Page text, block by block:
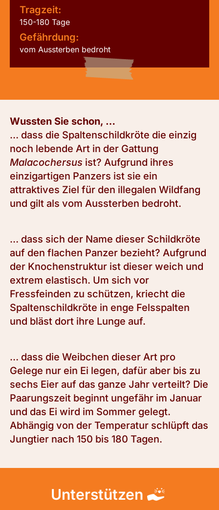
Tragzeit:
150-180 Tage
Gefährdung:
vom Aussterben bedroht
Wussten Sie schon, …
… dass die Spaltenschildkröte die einzig
noch lebende Art in der Gattung
Malacochersus ist? Aufgrund ihres
einzigartigen Panzers ist sie ein
attraktives Ziel für den illegalen Wildfang
und gilt als vom Aussterben bedroht.
… dass sich der Name dieser Schildkröte
auf den flachen Panzer bezieht? Aufgrund
der Knochenstruktur ist dieser weich und
extrem elastisch. Um sich vor
Fressfeinden zu schützen, kriecht die
Spaltenschildkröte in enge Felsspalten
und bläst dort ihre Lunge auf.
… dass die Weibchen dieser Art pro
Gelege nur ein Ei legen, dafür aber bis zu
sechs Eier auf das ganze Jahr verteilt? Die
Paarungszeit beginnt ungefähr im Januar
und das Ei wird im Sommer gelegt.
Abhängig von der Temperatur schlüpft das
Jungtier nach 150 bis 180 Tagen.
Unterstützen